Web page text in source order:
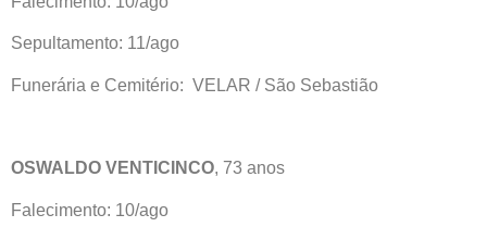
Sepultamento: 11/ago
Funerária e Cemitério: VELAR / São Sebastião
OSWALDO VENTICINCO, 73 anos
Falecimento: 10/ago